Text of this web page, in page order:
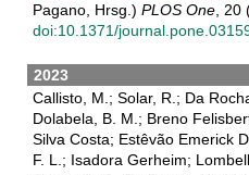
Pagano, Hrsg.) PLOS One, 20
doi:10.1371/
2023
Callisto, M.; Solar, R.; Da
Dolabela, B. M.; Breno
Silva Costa; Estêvão Emerick
F. L.; Isadora Gerheim;